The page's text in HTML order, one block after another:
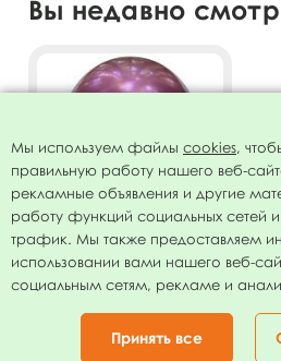
Вы недавно
Воздушный шар 12"/30см
Хром FUSCHIA 50шт
318.00руб.
Мы используем файлы cookies,
правильную работу нашего веб-
рекламные объявления и другие
работу функций социальных сетей
трафик. Мы также предоставляем
использовании вами нашего веб-
социальным сетям, рекламе и
Принять все